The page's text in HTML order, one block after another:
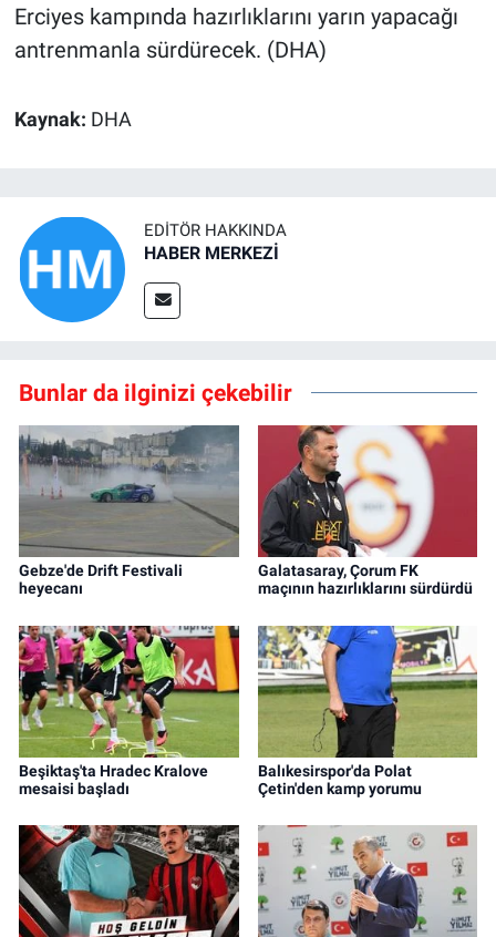
Erciyes kampında hazırlıklarını yarın yapacağı
antrenmanla sürdürecek. (DHA)
Kaynak: DHA
EDITÖR HAKKINDA
HABER MERKEZİ
Bunlar da ilginizi çekebilir
Gebze'de Drift Festivali
heyecanı
Galatasaray, Çorum FK
maçının hazırlıklarını sürdürdü
Beşiktaş'ta Hradec Kralove
mesaisi başladı
Balıkesirspor'da Polat
Çetin'den kamp yorumu